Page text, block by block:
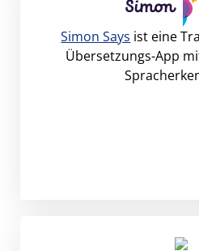
Simon Says ist eine
Übersetzungs-App